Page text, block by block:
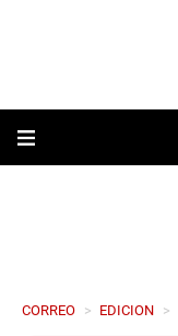
CORREO > EDICION >